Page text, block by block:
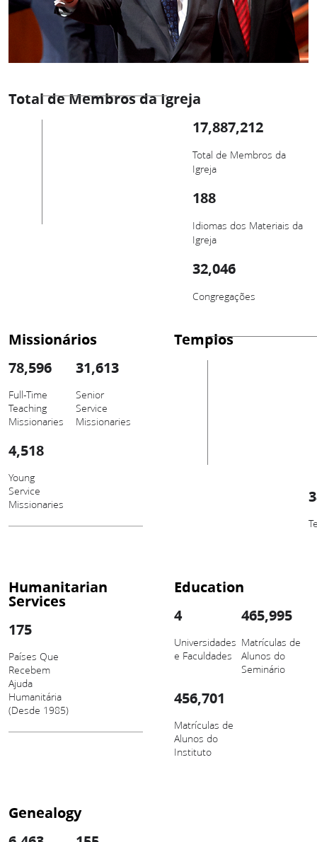
Total de Membros da Igreja
17,887,212
Total de Membros da
Igreja
188
Idiomas dos Materiais da
Igreja
32,046
Congregações
Missionários
78,596
Full-Time
Teaching
Missionaries
31,613
Senior
Service
Missionaries
4,518
Young
Service
Missionaries
Templos
Humanitarian
Services
175
Países Que
Recebem
Ajuda
Humanitária
(Desde 1985)
Education
4
Universidades
e Faculdades
465,995
Matrículas de
Alunos do
Seminário
456,701
Matrículas de
Alunos do
Instituto
Genealogy